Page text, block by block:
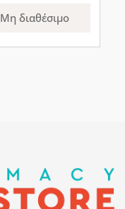
Μη διαθέσιμο